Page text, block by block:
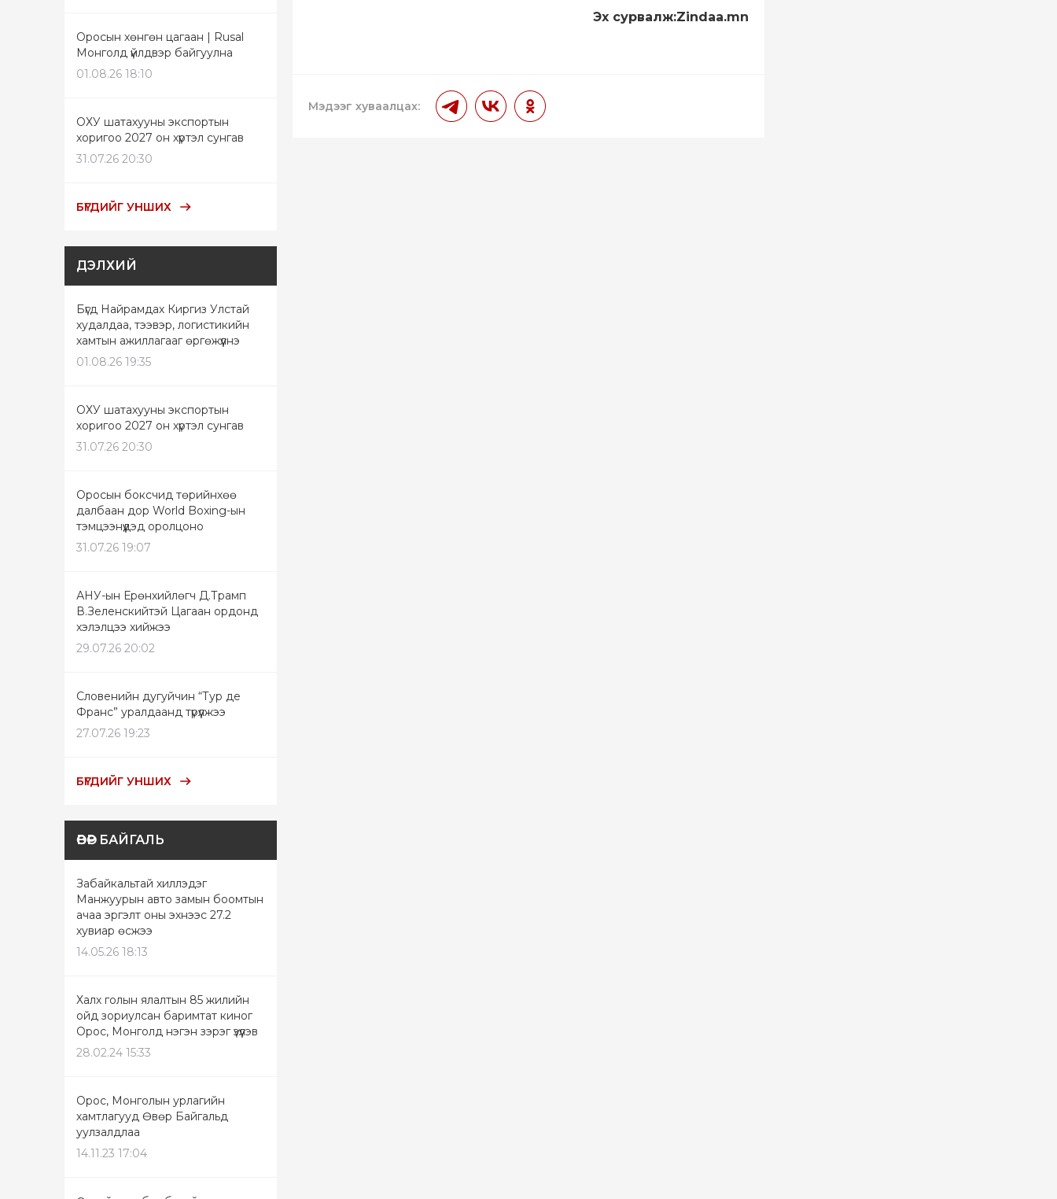
Оросын хөнгөн цагаан | Rusal
Монголд үйлдвэр байгуулна
01.08.26 18:10
ОХУ шатахууны экспортын
хоригоо 2027 он хүртэл сунгав
31.07.26 20:30
БҮГДИЙГ УНШИХ
ДЭЛХИЙ
Бүгд Найрамдах Киргиз Улстай
худалдаа, тээвэр, логистикийн
хамтын ажиллагааг өргөжүүлнэ
01.08.26 19:35
ОХУ шатахууны экспортын
хоригоо 2027 он хүртэл сунгав
31.07.26 20:30
Оросын боксчид төрийнхөө
далбаан дор World Boxing-ын
тэмцээнүүдэд оролцоно
31.07.26 19:07
АНУ-ын Ерөнхийлөгч Д.Трамп
В.Зеленскийтэй Цагаан ордонд
хэлэлцээ хийжээ
29.07.26 20:02
Словенийн дугуйчин “Тур де
Франс” уралдаанд түрүүлжээ
27.07.26 19:23
БҮГДИЙГ УНШИХ
ӨВӨР БАЙГАЛЬ
Забайкальтай хиллэдэг
Манжуурын авто замын боомтын
ачаа эргэлт оны эхнээс 27.2
хувиар өсжээ
14.05.26 18:13
Халх голын ялалтын 85 жилийн
ойд зориулсан баримтат киног
Орос, Монголд нэгэн зэрэг үзүүлэв
28.02.24 15:33
Орос, Монголын урлагийн
хамтлагууд Өвөр Байгальд
уулзалдлаа
14.11.23 17:04
Эх сурвалж:Zindaa.mn
Мэдээг хуваалцах: